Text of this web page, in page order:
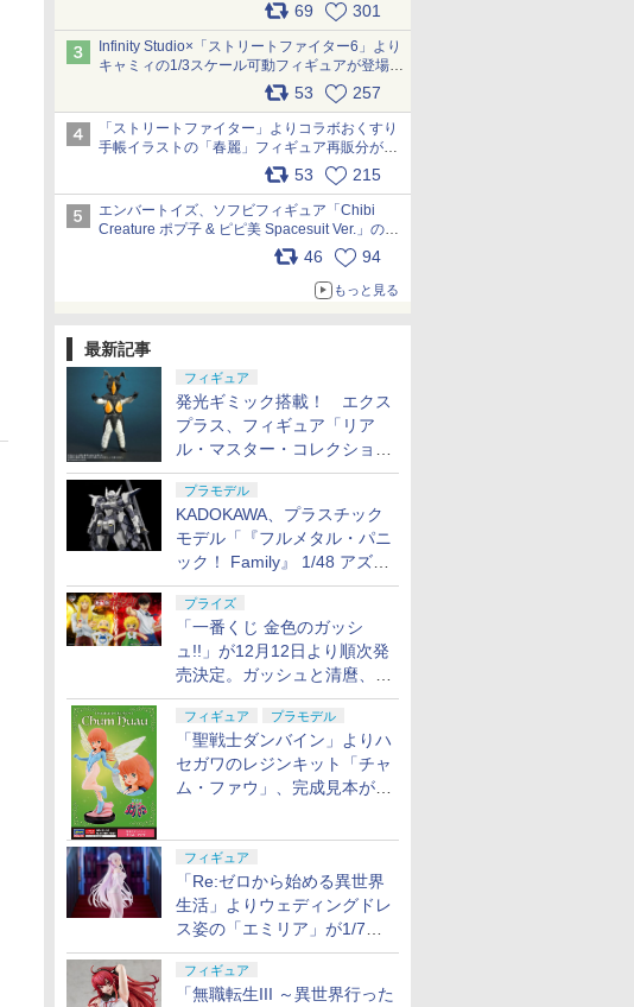
69 301
Infinity Studio×「ストリートファイター6」より
キャミィの1/3スケール可動フィギュアが登場
53 257
「ストリートファイター」よりコラボおくすり
手帳イラストの「春麗」フィギュア再販分が本
日出荷開始 pic.x.com/toUc1MHr41
53 215
エンバートイズ、ソフビフィギュア「Chibi
Creature ポプ子 & ピピ美 Spacesuit Ver.」の発
売中止を発表 pic.x.com/Ri45iFeYjn
46 94
もっと見る
最新記事
フィギュア
発光ギミック搭載！ エクス
プラス、フィギュア「リア
ル・マスター・コレクション
ゼットン リニューアルVer.」
11月発売
プラモデル
KADOKAWA、プラスチック
モデル「『フルメタル・パニ
ック！ Family』 1/48 アズー
ル・レイヴン」の発売延期を
発表
プライズ
「一番くじ 金色のガッシ
ュ!!」が12月12日より順次発
売決定。ガッシュと清麿、キ
ャンチョメとフォルゴレがフ
ィギュアで登場
フィギュア プラモデル
「聖戦士ダンバイン」よりハ
セガワのレジンキット「チャ
ム・ファウ」、完成見本が公
フィギュア
「Re:ゼロから始める異世界
生活」よりウェディングドレ
ス姿の「エミリア」が1/7ス
ケールでフィギュア化！
フィギュア
「無職転生III ～異世界行った